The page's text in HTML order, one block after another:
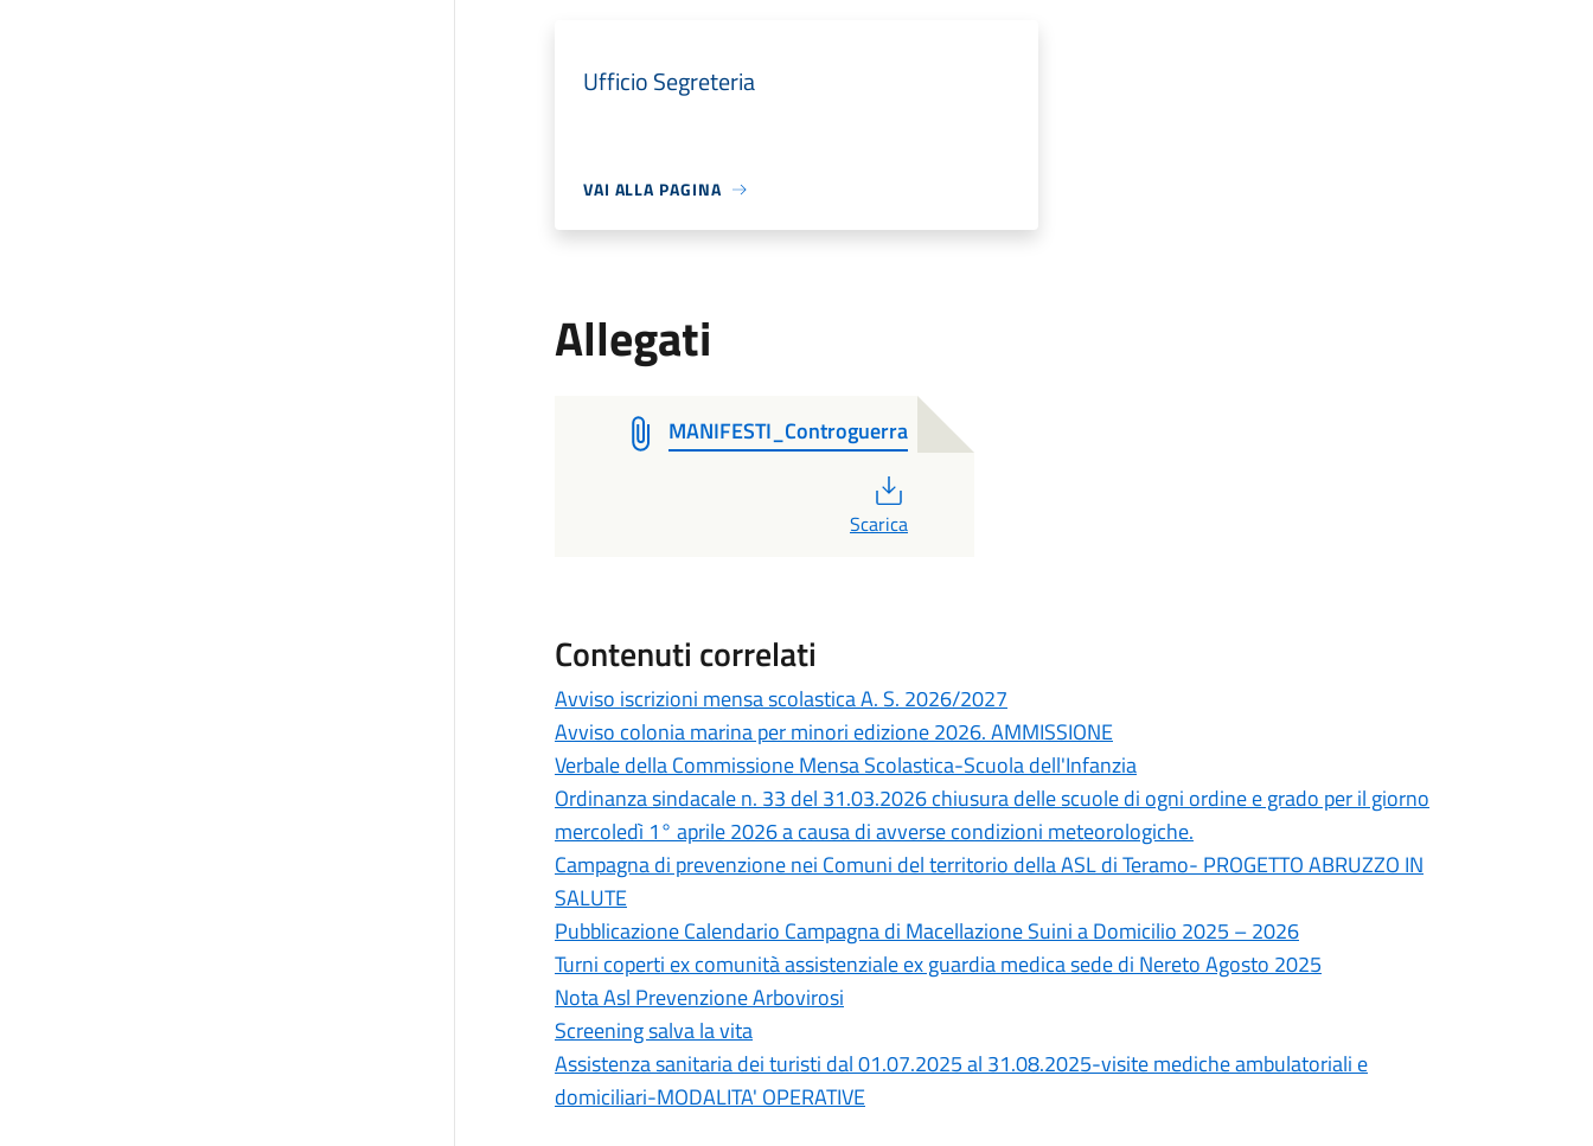
Ufficio Segreteria
VAI ALLA PAGINA
Allegati
MANIFESTI_Controguerra
Scarica
Contenuti correlati
Avviso iscrizioni mensa scolastica A. S. 2026/2027
Avviso colonia marina per minori edizione 2026. AMMISSIONE
Verbale della Commissione Mensa Scolastica-Scuola dell'Infanzia
Ordinanza sindacale n. 33 del 31.03.2026 chiusura delle scuole di ogni ordine e grado per il giorno
mercoledì 1° aprile 2026 a causa di avverse condizioni meteorologiche.
Campagna di prevenzione nei Comuni del territorio della ASL di Teramo- PROGETTO ABRUZZO IN
SALUTE
Pubblicazione Calendario Campagna di Macellazione Suini a Domicilio 2025 – 2026
Turni coperti ex comunità assistenziale ex guardia medica sede di Nereto Agosto 2025
Nota Asl Prevenzione Arbovirosi
Screening salva la vita
Assistenza sanitaria dei turisti dal 01.07.2025 al 31.08.2025-visite mediche ambulatoriali e
domiciliari-MODALITA' OPERATIVE